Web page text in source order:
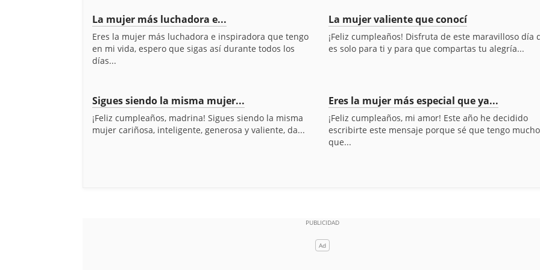
La mujer más luchadora e...
Eres la mujer más luchadora e inspiradora que tengo
en mi vida, espero que sigas así durante todos los
días...
La mujer valiente que conocí
¡Feliz cumpleaños! Disfruta de este maravilloso día
es solo para ti y para que compartas tu alegría...
Sigues siendo la misma mujer...
¡Feliz cumpleaños, madrina! Sigues siendo la misma
mujer cariñosa, inteligente, generosa y valiente, da...
Eres la mujer más especial que ya...
¡Feliz cumpleaños, mi amor! Este año he decidido
escribirte este mensaje porque sé que tengo mucho
que...